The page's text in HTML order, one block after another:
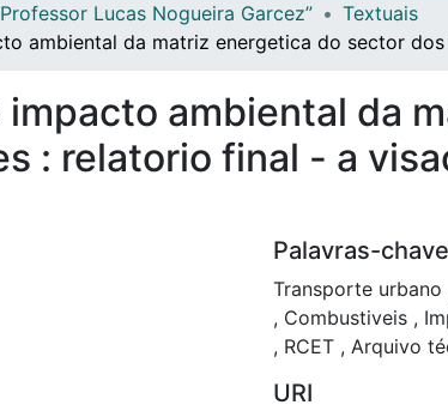
Lucas Nogueira Garcez”
Textuais
ambiental da matriz energetica do sector
impacto ambiental da
: relatorio final - a
Palavras-chave
Transporte urbano
, Combustiveis ,
, RCET , Arquivo
URI